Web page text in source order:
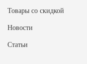
Товары со скидкой
Новости
Статьи